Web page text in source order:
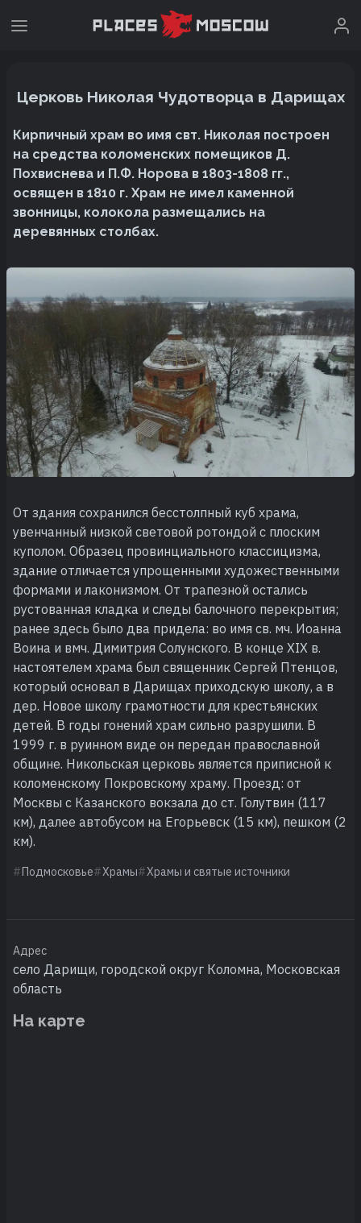
Церковь Николая Чудотворца в Дарищах
Кирпичный храм во имя свт. Николая построен
на средства коломенских помещиков Д.
Похвиснева и П.Ф. Норова в 1803-1808 гг.,
освящен в 1810 г. Храм не имел каменной
звонницы, колокола размещались на
деревянных столбах.
От здания сохранился бесстолпный куб храма,
увенчанный низкой световой ротондой с плоским
куполом. Образец провинциального классицизма,
здание отличается упрощенными художественными
формами и лаконизмом. От трапезной остались
рустованная кладка и следы балочного перекрытия;
ранее здесь было два придела: во имя св. мч. Иоанна
Воина и вмч. Димитрия Солунского. В конце XIX в.
настоятелем храма был священник Сергей Птенцов,
который основал в Дарищах приходскую школу, а в
дер. Новое школу грамотности для крестьянских
детей. В годы гонений храм сильно разрушили. В
1999 г. в руинном виде он передан православной
общине. Никольская церковь является приписной к
коломенскому Покровскому храму. Проезд: от
Москвы с Казанского вокзала до ст. Голутвин (117
км), далее автобусом на Егорьевск (15 км), пешком (2
км).
Подмосковье Храмы Храмы и святые источники
Адрес
село Дарищи, городской округ Коломна, Московская
область
На карте